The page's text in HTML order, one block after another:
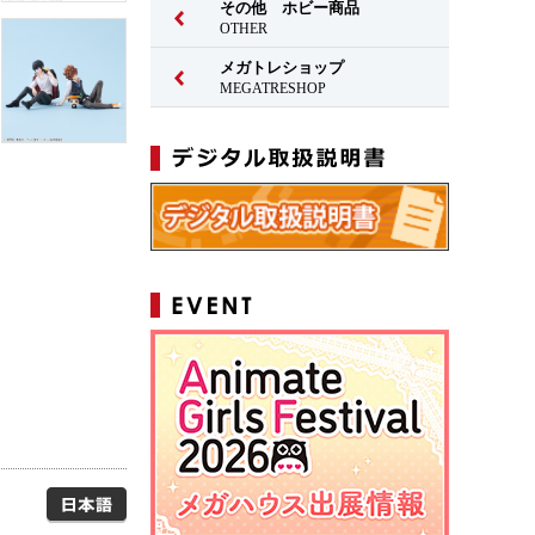
日本語
その他 ホビー商品
OTHER
メガトレショップ
MEGATRESHOP